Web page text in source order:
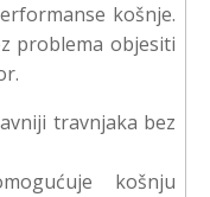
košnje.
problema objesiti
travnjaka bez
košnju